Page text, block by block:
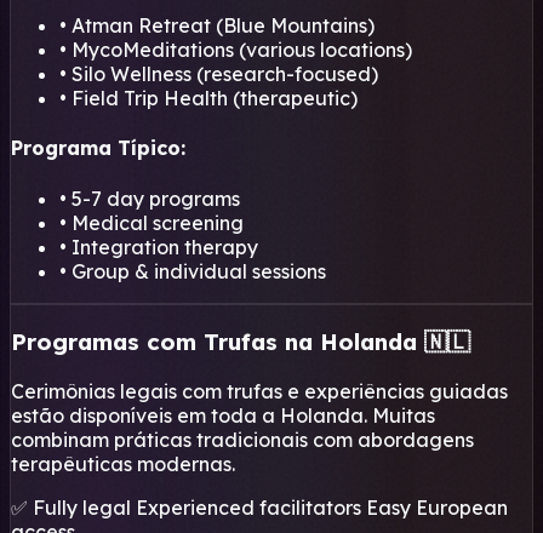
• Atman Retreat (Blue Mountains)
• MycoMeditations (various locations)
• Silo Wellness (research-focused)
• Field Trip Health (therapeutic)
Programa Típico:
• 5-7 day programs
• Medical screening
• Integration therapy
• Group & individual sessions
Programas com Trufas na Holanda 🇳🇱
Cerimônias legais com trufas e experiências guiadas
estão disponíveis em toda a Holanda. Muitas
combinam práticas tradicionais com abordagens
terapêuticas modernas.
✅ Fully legal Experienced facilitators Easy European